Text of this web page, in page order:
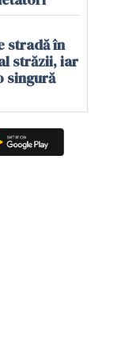
stradă în
străzii, iar
singură